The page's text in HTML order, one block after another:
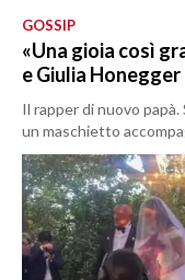
GOSSIP
«Una gioia così
e Giulia Honegger
Il rapper di nuovo
un maschietto